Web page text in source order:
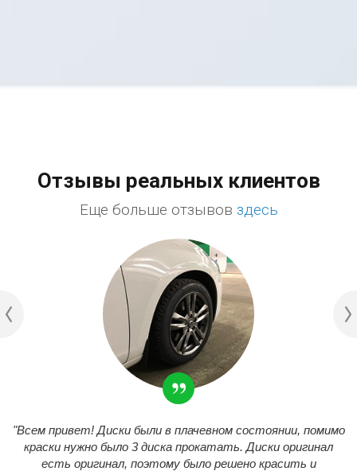
Отзывы реальных клиентов
Еще больше отзывов здесь
"Всем привет! Диски были в плачевном состоянии, помимо
краски нужно было 3 диска прокатать. Диски оригинал
есть оригинал, поэтому было решено красить и